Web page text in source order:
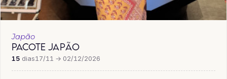
Japão
PACOTE JAPÃO
15 dias17/11 → 02/12/2026